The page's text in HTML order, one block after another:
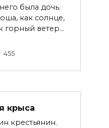
была дочь.
как солнце,
горный ветер...
455
крыса
крестьянин.